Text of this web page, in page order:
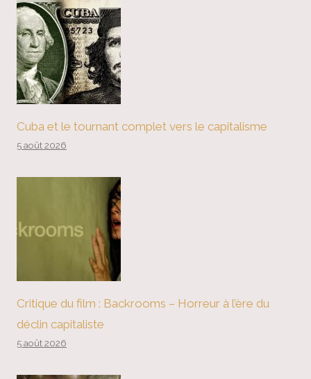
Cuba et le tournant complet vers le capitalisme
5 août 2026
Critique du film : Backrooms – Horreur à l’ère du
déclin capitaliste
5 août 2026